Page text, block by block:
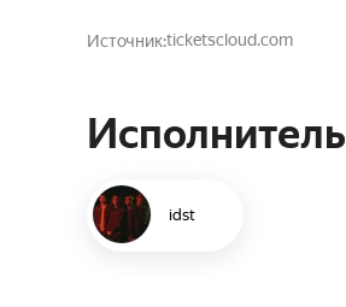
Источникticketscloud.com
Исполнитель
idst